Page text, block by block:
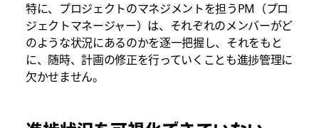
特に、プロジェクトのマネジメントを担うPM（プロ
ジェクトマネージャー）は、それぞれのメンバーがど
のような状況にあるのかを逐一把握し、それをもと
に、随時、計画の修正を行っていくことも進捗管理に
欠かせません。